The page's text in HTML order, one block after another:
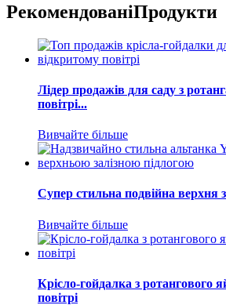
РекомендованіПродукти
Лідер продажів для саду з
повітрі...
Вивчайте більше
Супер стильна подвійна верхня
Вивчайте більше
Крісло-гойдалка з ротангового
повітрі